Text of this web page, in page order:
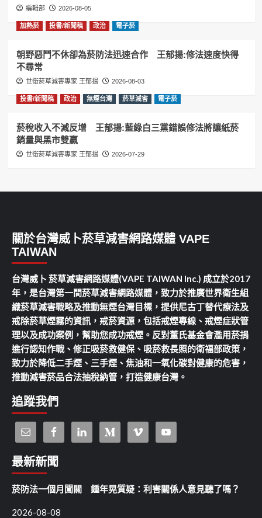
編輯部 2026-08-05
加熱菸 投書/新聞稿 政治 電子菸
朝野惡鬥不休卻為菸防法迅速合作 王郁揚:修法速度快得
不尋常
世衛菸草減害專家 王郁揚 2026-08-03
投書/新聞稿 政治 無煙台灣 菸草減害 電子菸
菸稅收入不減反增 王郁揚:藍綠白三黨錯誤修法將讓紙菸
銷量與黑市雙贏
世衛菸草減害專家 王郁揚 2026-07-29
關於台灣威卜菸草減害網路媒體 VAPE
TAIWAN
台灣威卜 菸草減害網路媒體(VAPE TAIWAN Inc.) 成立於2017
年，是台灣第一間菸草減害網路媒體，致力於推廣世界衛生組
織菸草減害戰略及推動無煙台灣目標，提供尼古丁替代療法及
戒除菸草煙霧的資訊，戒菸資源，包括戒煙專線、戒煙症狀管
理以及成功案例，幫助您成功戒煙。反對董氏基金會濫用菸捐
進行認知作戰、修正吸菸救健保、吸菸救長照的衛福部政策，
致力於降低二手煙、三手煙、焦油和一氧化碳對健康的危害，
推動減害菸品合法抽稅納管，打造健康台灣。
追蹤我們
最新新聞
菸防法一個月闖關 鍾年晃質疑：利害關係人意見聽了嗎？
2026-08-08